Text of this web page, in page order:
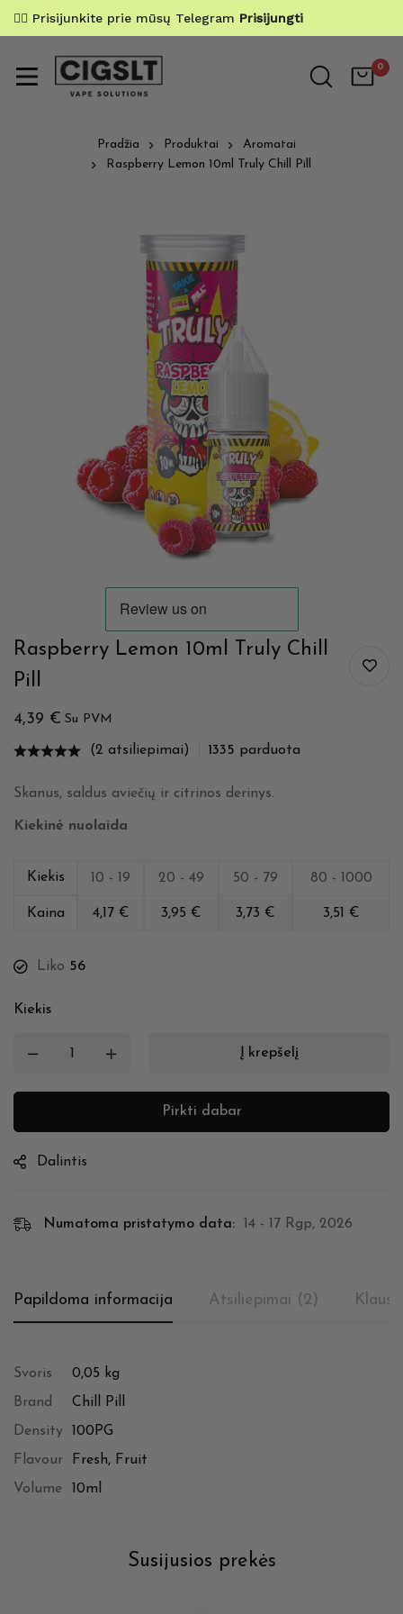
✌🏼 Prisijunkite prie mūsų Telegram Prisijungti
0
Pradžia Produktai
Aromatai
Raspberry Lemon 10ml Truly Chill Pill
Raspberry Lemon 10ml Truly Chill
Pill
4,39 € Su PVM
(2 atsiliepimai) 1335 parduota
Skanus, saldus aviečių ir citrinos derinys.
Kiekinė nuolaida
Kiekis 10 - 19 20 - 49 50 - 79 80 - 1000
Kaina 4,17 € 3,95 € 3,73 € 3,51 €
Liko 56
Kiekis
Į krepšelį
Pirkti dabar
Dalintis
Numatoma pristatymo data: 14 - 17 Rgp, 2026
Papildoma informacija Atsiliepimai (2)
Svoris
0,05 kg
Brand
Chill Pill
Density
100PG
Flavour
Fresh, Fruit
Volume
10ml
Susijusios prekės